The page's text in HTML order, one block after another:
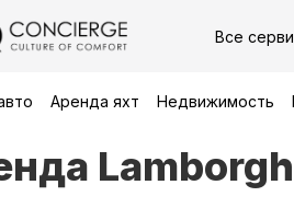
Все
Аренда яхт Недвижимость